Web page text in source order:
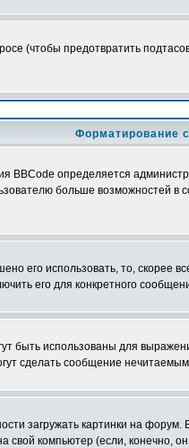
(чтобы предотвратить
Форматирование
BBCode определяется
больше возможностей
его использовать, то, скорее
его для конкретного
быть использованы для
сделать сообщение
загружать картинки на
свой компьютер (если,